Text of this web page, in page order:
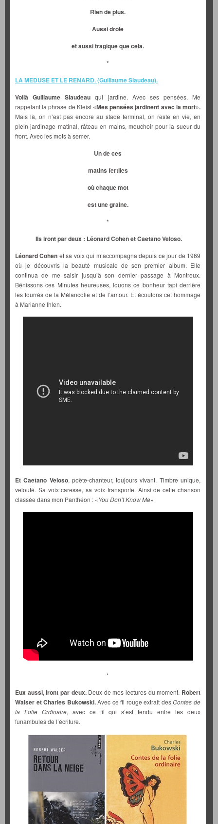
Rien de plus.
Aussi drôle
et aussi tragique que cela.
*
LA MEDUSE ET LE RENARD. (Guillaume Siaudeau).
Voilà Guillaume Siaudeauqui jardine. Avec ses pensées. Me
rappelant la phrase de Kleist «Mes pensées jardinent avec la mort».
Mais là, on n’est pas encore au stade terminal, on reste en vie, en
plein jardinage matinal, râteau en mains, mouchoir pour la sueur du
front. Avec les mots à semer.
Un de ces
matins fertiles
où chaque mot
est une graine.
*
Ils iront par deux : Léonard Cohen et Caetano Veloso.
Léonard Cohen et sa voix qui m’accompagna depuis ce jour de 1969
où je découvris la beauté musicale de son premier album. Elle
continua de me saisir jusqu’à son dernier passage à Montreux.
Bénissons ces Minutes heureuses, louons ce bonheur tapi derrière
les fourrés de la Mélancolie et de l’amour. Et écoutons cet hommage
à Marianne Ihlen.
Et Caetano Veloso, poète-chanteur, toujours vivant. Timbre unique,
velouté. Sa voix caresse, sa voix transporte. Ainsi de cette chanson
classée dans mon Panthéon : «You Don’t Know Me»
*
Eux aussi, iront par deux.Deux de mes lectures du moment. Robert
Walser et Charles Bukowski.Avec ce fil rouge extrait desContes de
la Folie Ordinaire, avec ce fil qui s’est tendu entre les deux
funambules de l’écriture.